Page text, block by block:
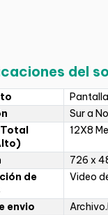
del
Sur a
12X8
726 x
de
Video
envio